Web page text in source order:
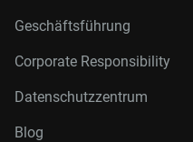
Geschäftsführung
Corporate Responsibility
Datenschutzzentrum
Blog